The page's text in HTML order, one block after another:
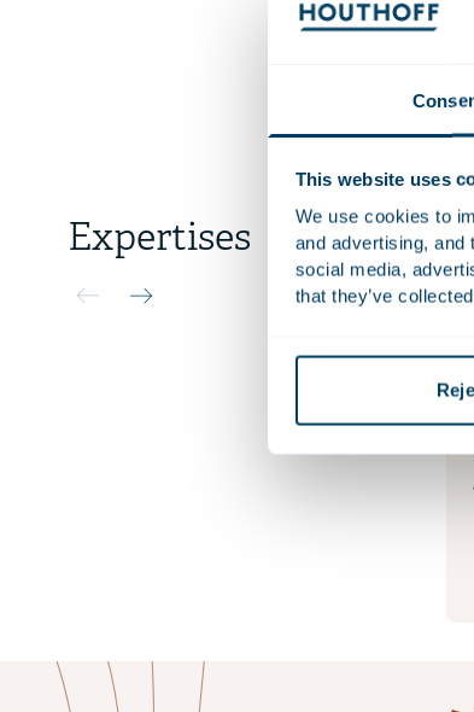
This website uses
We use cookies to
and advertising, and
social media,
that they’ve
Expertises